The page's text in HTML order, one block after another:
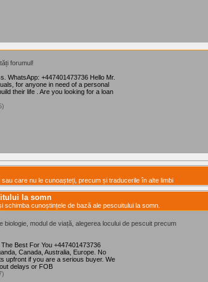
forumul!
WhatsApp: +447401473736 Hello Mr.
for anyone in need of a personal
their life . Are you looking for a loan
care nu le cunoașteți, precum și traducerile în alte limbi
la somn
schimba cunoștințele de bază ale pescuitului la somn.
biologie, modul de viață, alegerea locului de pescuit precum
Best For You +447401473736
Canada, Australia, Europe. No
upfront if you are a serious buyer. We
delays or FOB